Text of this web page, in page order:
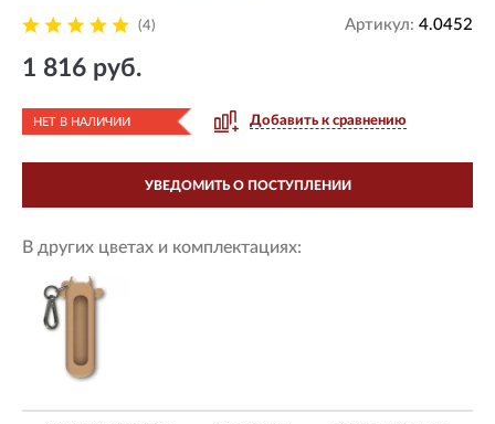
(4) Артикул: 4.0452
1 816 руб.
НЕТ В НАЛИЧИИ Добавить к сравнению
УВЕДОМИТЬ О ПОСТУПЛЕНИИ
В других цветах и комплектациях: